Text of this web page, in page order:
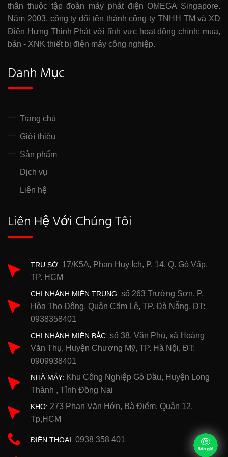
thân thuộc tập đoàn máy phát điện OMEGA Singapore.
Năm 2003, công ty đổi tên thành công ty TNHH TM và XD
Điện Hưng Thịnh Phát với lĩnh vực hoạt động chính: mua,
bán - XNK thiết bị điện máy công nghiệp.
Danh Mục
Trang chủ
Giới thiệu
Sản phẩm
Dịch vụ
Liên hệ
Liên Hệ Với Chúng Tôi
TRỤ SỞ: 17/K5A, Phan Huy Ích, P. 14, Q. Gò Vấp,
TP. HCM
CHI NHÁNH MIỀN TRUNG: số 263 Trường Sơn, P.
Hòa Thọ Đông, Quận Cẩm Lệ, TP. Đà Nẵng, ĐT:
0938358401
CHI NHÁNH MIỀN BẮC: số 38, Văn Phú, xã Hoàng
Văn Thụ, Huyện Chương Mỹ, TP. Hà Nội, ĐT:
0909938401
NHÀ MÁY: Khu Công Nghiệp Gò Dầu, Huyện Long
Thành , Tỉnh Đồng Nai
KHO: 273 Phan Văn Hớn, Bà Điểm, Quận 12,
Tp,HCM
ĐIỆN THOẠI: 0938 358 401